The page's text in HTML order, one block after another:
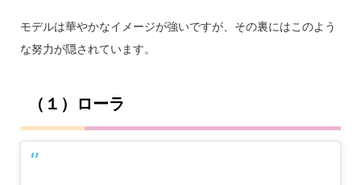
モデルは華やかなイメージが強いですが、その裏にはこのよう
な努力が隠されています。
（１）ローラ